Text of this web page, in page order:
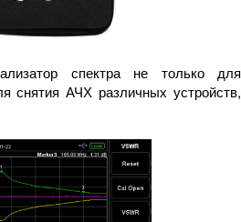
спектра не только для
снятия АЧХ различных устройств,